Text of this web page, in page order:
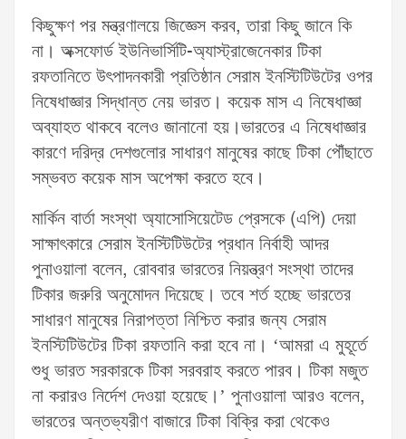
কিছুক্ষণ পর মন্ত্রণালয়ে জিজ্ঞেস করব, তারা কিছু জানে কি
না। অক্সফোর্ড ইউনিভার্সিটি-অ্যাস্ট্রাজেনেকার টিকা
রফতানিতে উৎপাদনকারী প্রতিষ্ঠান সেরাম ইনস্টিটিউটের ওপর
নিষেধাজ্ঞার সিদ্ধান্ত নেয় ভারত। কয়েক মাস এ নিষেধাজ্ঞা
অব্যাহত থাকবে বলেও জানানো হয়।ভারতের এ নিষেধাজ্ঞার
কারণে দরিদ্র দেশগুলোর সাধারণ মানুষের কাছে টিকা পৌঁছাতে
সম্ভবত কয়েক মাস অপেক্ষা করতে হবে।
মার্কিন বার্তা সংস্থা অ্যাসোসিয়েটেড প্রেসকে (এপি) দেয়া
সাক্ষাৎকারে সেরাম ইনস্টিটিউটের প্রধান নির্বাহী আদর
পুনাওয়ালা বলেন, রোববার ভারতের নিয়ন্ত্রণ সংস্থা তাদের
টিকার জরুরি অনুমোদন দিয়েছে। তবে শর্ত হচ্ছে ভারতের
সাধারণ মানুষের নিরাপত্তা নিশ্চিত করার জন্য সেরাম
ইনস্টিটিউটের টিকা রফতানি করা হবে না। ‘আমরা এ মুহূর্তে
শুধু ভারত সরকারকে টিকা সরবরাহ করতে পারব। টিকা মজুত
না করারও নির্দেশ দেওয়া হয়েছে।’ পুনাওয়ালা আরও বলেন,
ভারতের অন্তভ্যরীণ বাজারে টিকা বিক্রি করা থেকেও